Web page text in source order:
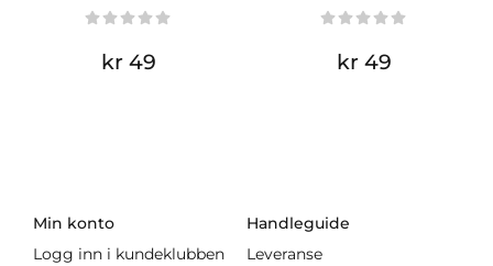
kr 49 kr 49
Min konto
Logg inn i kundeklubben
Handleguide
Leveranse